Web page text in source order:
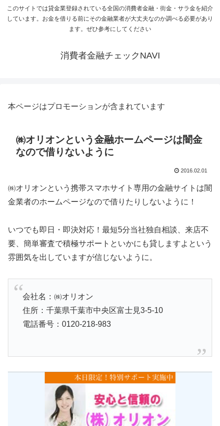
このサイトでは貸金業登録されている全国の消費者金融・街金・サラ金を紹介
しています。お金を借りる前にその金融業者が大丈夫なのか調べる必要があり
ます。ぜひ参考にしてください
消費者金融チェックNAVI
本ページはプロモーションが含まれています
㈱オリオンという金融ホームページは闇金
なので借りないように
2016.02.01
㈱オリオンという携帯スマホサイト専用の金融サイトは闇
金業者のホームページなので借りたりしないように！
いつでも即日・即決対応！最短5分当社独自相談、来店不
要、簡単審査で積極サポートといかにも貸しますよという
雰囲気を出していますが信じないように。
会社名：㈱オリオン
住所：千葉県千葉市中央区富士見3-5-10
電話番号：0120-218-983